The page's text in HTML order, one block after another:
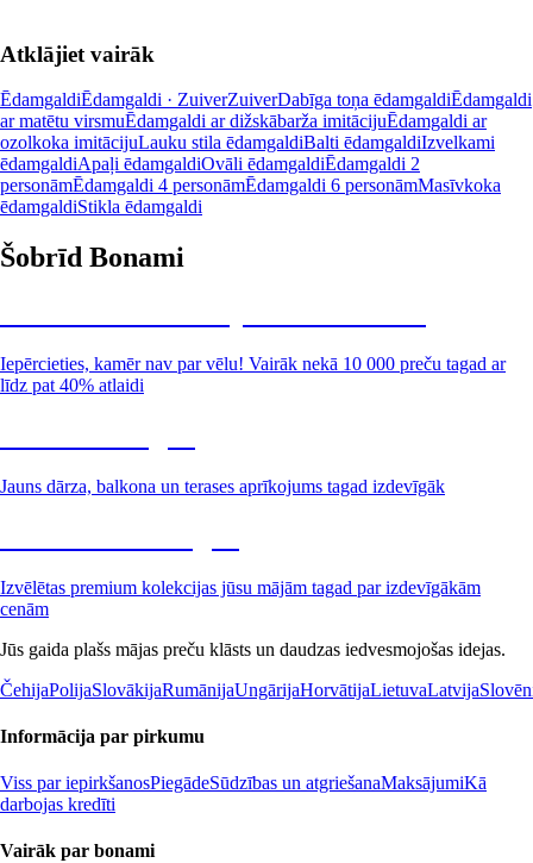
Atklājiet vairāk
ĒdamgaldiĒdamgaldi · ZuiverZuiverDabīga toņa ēdamgaldiĒdamgaldi
ar matētu virsmuĒdamgaldi ar dižskābarža imitācijuĒdamgaldi ar
ozolkoka imitācijuLauku stila ēdamgaldiBalti ēdamgaldiIzvelkami
ēdamgaldiApaļi ēdamgaldiOvāli ēdamgaldiĒdamgaldi 2
personāmĒdamgaldi 4 personāmĒdamgaldi 6 personāmMasīvkoka
ēdamgaldiStikla ēdamgaldi
Šobrīd Bonami
Iepērcieties, kamēr nav par vēlu! Vairāk nekā 10 000 preču tagad ar
līdz pat 40% atlaidi
Jauns dārza, balkona un terases aprīkojums tagad izdevīgāk
Izvēlētas premium kolekcijas jūsu mājām tagad par izdevīgākām
cenām
Jūs gaida plašs mājas preču klāsts un daudzas iedvesmojošas idejas.
ČehijaPolijaSlovākijaRumānijaUngārijaHorvātijaLietuvaLatvija
Informācija par pirkumu
Viss par iepirkšanosPiegādeSūdzības un atgriešanaMaksājumiKā
darbojas kredīti
Vairāk par bonami